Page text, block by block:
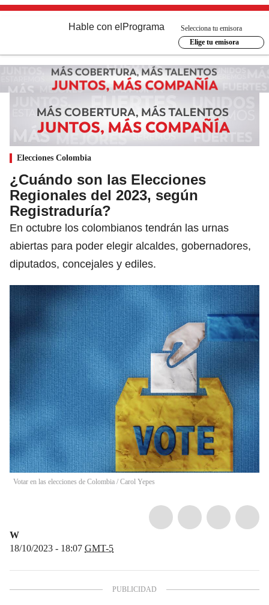
Hable con el Programa
Selecciona tu emisora
Elige tu emisora
Elecciones Colombia
¿Cuándo son las Elecciones
Regionales del 2023, según
Registraduría?
En octubre los colombianos tendrán las urnas
abiertas para poder elegir alcaldes, gobernadores,
diputados, concejales y ediles.
Votar en las elecciones de Colombia / Carol Yepes
W
18/10/2023 - 18:07 GMT-5